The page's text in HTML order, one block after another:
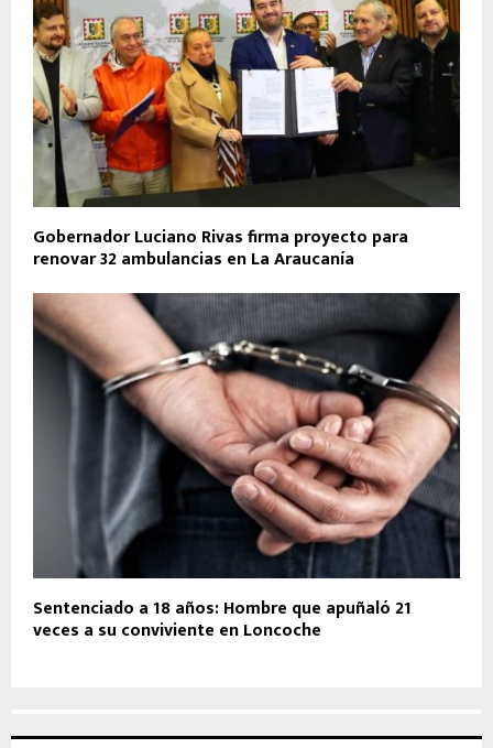
Gobernador Luciano Rivas firma proyecto para
renovar 32 ambulancias en La Araucanía
Sentenciado a 18 años: Hombre que apuñaló 21
veces a su conviviente en Loncoche